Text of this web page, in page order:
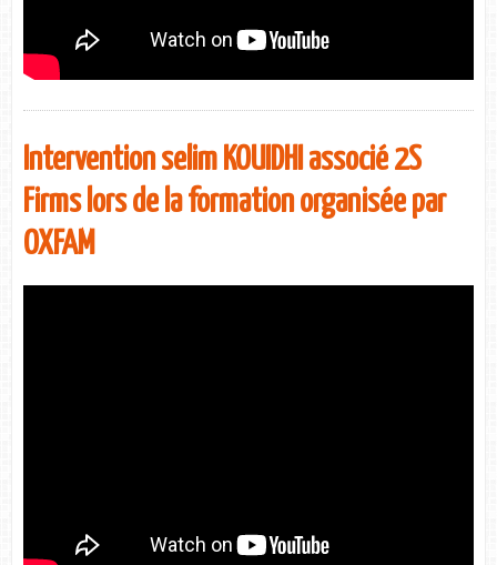
Intervention selim KOUIDHI associé 2S
Firms lors de la formation organisée par
OXFAM